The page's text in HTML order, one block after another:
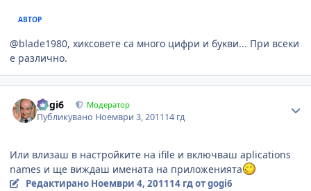
АВТОР
@blade1980, хиксовете са много цифри и букви... При всеки
е различно.
gogi6 Модератор
Публикувано Ноември 3, 201114 гд
Или влизаш в настройките на ifile и включваш aplications
names и ще виждаш имената на приложенията
Редактирано Ноември 4, 201114 гдот gogi6